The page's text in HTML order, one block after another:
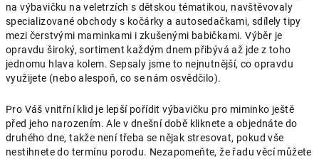
na výbavičku na veletrzích s dětskou tématikou, navštěvovaly
specializované obchody s kočárky a autosedačkami, sdílely tipy
mezi čerstvými maminkami i zkušenými babičkami. Výběr je
opravdu široký, sortiment každým dnem přibývá až jde z toho
jednomu hlava kolem. Sepsaly jsme to nejnutnější, co opravdu
využijete (nebo alespoň, co se nám osvědčilo).
Pro Váš vnitřní klid je lepší pořídit výbavičku pro miminko ještě
před jeho narozením. Ale v dnešní době kliknete a objednáte do
druhého dne, takže není třeba se nějak stresovat, pokud vše
nestihnete do termínu porodu. Nezapomeňte, že řadu věcí můžete